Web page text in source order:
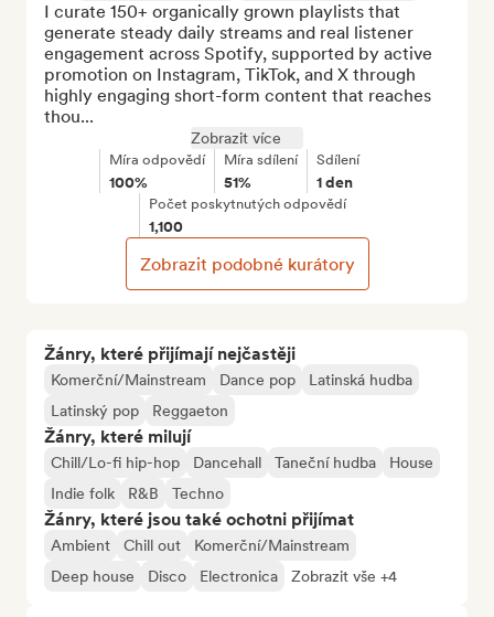
Žánry, které přijímají nejčastěji
Komerční/Mainstream Dance pop
Latinská hudba
Latinský pop
Reggaeton
Žánry, které milují
Chill/Lo-fi hip-hop Dancehall Taneční hudba
House
Indie folk
R&B Techno
Žánry, které jsou také ochotni přijímat
Ambient Chill out
Komerční/Mainstream
Deep house
Disco Electronica Zobrazit vše +4
I curate 150+ organically grown playlists that
generate steady daily streams and real listener
engagement across Spotify, supported by active
promotion on Instagram, TikTok, and X through
highly engaging short-form content that reaches
thou...
Zobrazit více
Míra odpovědí
100%
Míra sdílení
51%
Sdílení
1 den
Počet poskytnutých odpovědí
1,100
Zobrazit podobné kurátory